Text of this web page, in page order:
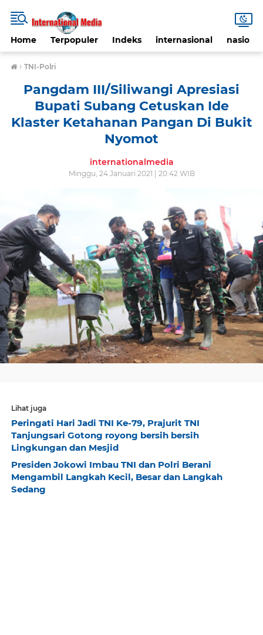
Home Terpopuler Indeks internasional nasional
› TNI-Polri
Pangdam III/Siliwangi Apresiasi
Bupati Subang Cetuskan Ide
Klaster Ketahanan Pangan Di Bukit
Nyomot
internationalmedia
Minggu, 24 Januari 2021 | 20:42 WIB
Lihat juga
Peringati Hari Jadi TNI Ke-79, Prajurit TNI
Tanjungsari Gotong royong bersih bersih
Lingkungan dan Mesjid
Presiden Jokowi Imbau TNI dan Polri Berani
Mengambil Langkah Kecil, Besar dan Langkah
Sedang